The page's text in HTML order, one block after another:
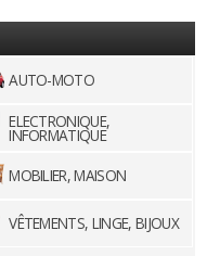
AUTO-MOTO
ELECTRONIQUE,
INFORMATIQUE
MOBILIER, MAISON
VÊTEMENTS, LINGE, BIJOUX